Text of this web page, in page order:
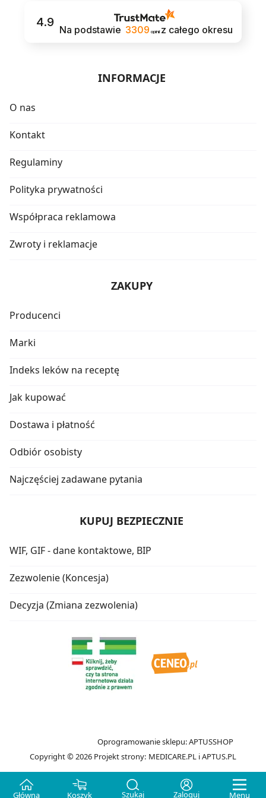
Główna Koszyk Szukaj Zaloguj Menu
4.9
Na podstawie 3309 opinii z całego okresu
INFORMACJE
O nas
Kontakt
Regulaminy
Polityka prywatności
Współpraca reklamowa
Zwroty i reklamacje
ZAKUPY
Producenci
Marki
Indeks leków na receptę
Jak kupować
Dostawa i płatność
Odbiór osobisty
Najczęściej zadawane pytania
KUPUJ BEZPIECZNIE
WIF, GIF - dane kontaktowe, BIP
Zezwolenie (Koncesja)
Decyzja (Zmiana zezwolenia)
Copyright © 2026
Oprogramowanie sklepu:APTUSSHOP
Projekt strony: MEDICARE.PL iAPTUS.PL